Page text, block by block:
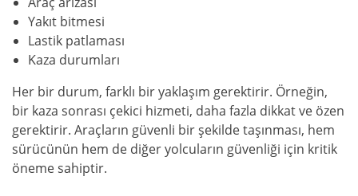
Yakıt bitmesi
Lastik patlaması
Kaza durumları
Her bir durum, farklı bir yaklaşım gerektirir. Örneğin,
bir kaza sonrası çekici hizmeti, daha fazla dikkat ve özen
gerektirir. Araçların güvenli bir şekilde taşınması, hem
sürücünün hem de diğer yolcuların güvenliği için kritik
öneme sahiptir.